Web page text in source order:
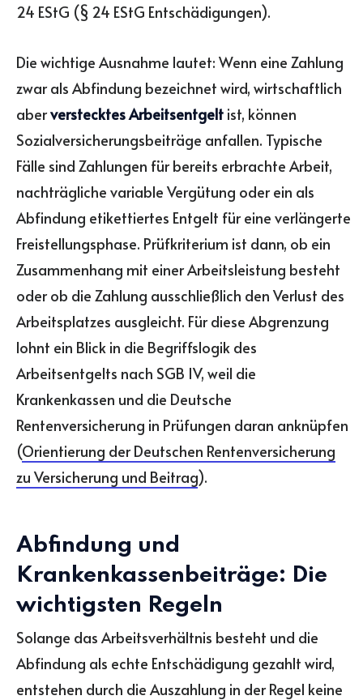
24 EStG (§ 24 EStG Entschädigungen).
Die wichtige Ausnahme lautet: Wenn eine Zahlung
zwar als Abfindung bezeichnet wird, wirtschaftlich
aberverstecktes Arbeitsentgelt ist, können
Sozialversicherungsbeiträge anfallen. Typische
Fälle sind Zahlungen für bereits erbrachte Arbeit,
nachträgliche variable Vergütung oder ein als
Abfindung etikettiertes Entgelt für eine verlängerte
Freistellungsphase. Prüfkriterium ist dann, ob ein
Zusammenhang mit einer Arbeitsleistung besteht
oder ob die Zahlung ausschließlich den Verlust des
Arbeitsplatzes ausgleicht. Für diese Abgrenzung
lohnt ein Blick in die Begriffslogik des
Arbeitsentgelts nach SGB IV, weil die
Krankenkassen und die Deutsche
Rentenversicherung in Prüfungen daran anknüpfen
(Orientierung der Deutschen Rentenversicherung
zu Versicherung und Beitrag).
Abfindung und
Krankenkassenbeiträge: Die
wichtigsten Regeln
Solange das Arbeitsverhältnis besteht und die
Abfindung als echte Entschädigung gezahlt wird,
entstehen durch die Auszahlung in der Regel keine